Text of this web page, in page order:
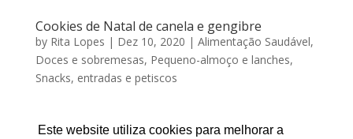
Este website utiliza cookies para melhorar a
Cookies de Natal de canela e gengibre
by Rita Lopes | Dez 10, 2020 | Alimentação Saudável,
Doces e sobremesas, Pequeno-almoço e lanches,
Snacks, entradas e petiscos
RITA LOPES | Dezembro 10, 2020 Esta receita no